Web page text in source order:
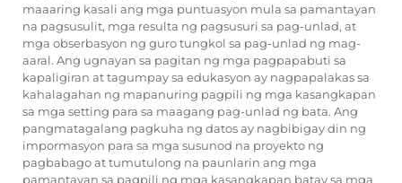
maaaring kasali ang mga puntuasyon mula sa pamantayan
na pagsusulit, mga resulta ng pagsusuri sa pag-unlad, at
mga obserbasyon ng guro tungkol sa pag-unlad ng mag-
aaral. Ang ugnayan sa pagitan ng mga pagpapabuti sa
kapaligiran at tagumpay sa edukasyon ay nagpapalakas sa
kahalagahan ng mapanuring pagpili ng mga kasangkapan
sa mga setting para sa maagang pag-unlad ng bata. Ang
pangmatagalang pagkuha ng datos ay nagbibigay din ng
impormasyon para sa mga susunod na proyekto ng
pagbabago at tumutulong na paunlarin ang mga
pamantayan sa pagpili ng mga kasangkapan batay sa mga